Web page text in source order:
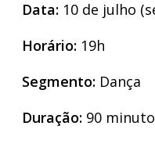
Data: 10 de julho
Horário: 19h
Segmento: Dança
Duração: 90